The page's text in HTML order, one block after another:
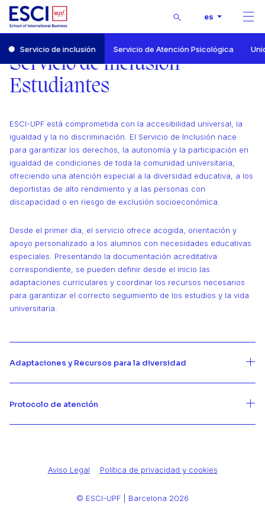
Buscar es
ESCI-UPF
Servicio de inclusión
Servicio de inclusión Servicio de Atención Psicológica
Servicio de inclusión
Estudiantes
ESCI-UPF está comprometida con la accesibilidad universal, la
igualdad y la no discriminación. El Servicio de Inclusión nace
para garantizar los derechos, la autonomía y la participación en
igualdad de condiciones de toda la comunidad universitaria,
ofreciendo una atención especial a la diversidad educativa, a los
deportistas de alto rendimiento y a las personas con
discapacidad o en riesgo de exclusión socioeconómica.
Desde el primer día, el servicio ofrece acogida, orientación y
apoyo personalizado a los alumnos con necesidades educativas
especiales. Presentando la documentación acreditativa
correspondiente, se pueden definir desde el inicio las
adaptaciones curriculares y coordinar los recursos necesarios
para garantizar el correcto seguimiento de los estudios y la vida
universitaria.
Adaptaciones y Recursos para la diversidad
Protocolo de atención
Aviso Legal Política de privacidad y cookies
© ESCI-UPF | Barcelona 2026